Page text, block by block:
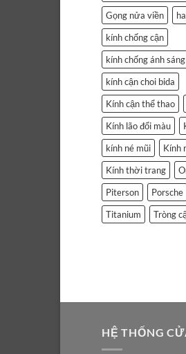
Gọng nửa viền
kính chống cận
kính chống ánh
kính cận choi bida
Kính cận thể thao
Kính lão đổi màu
kính né mũi
Kính
Kính thời trang
Piterson
Porsche
Titanium
Tròng
HỆ THỐNG